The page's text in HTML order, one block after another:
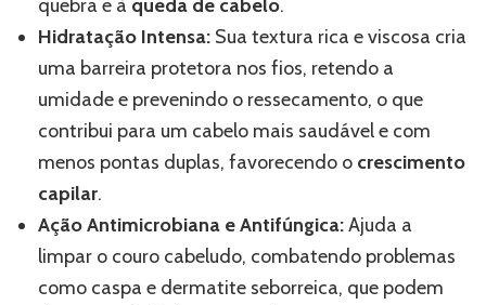
quebra e à queda de cabelo.
Hidratação Intensa: Sua textura rica e viscosa cria
uma barreira protetora nos fios, retendo a
umidade e prevenindo o ressecamento, o que
contribui para um cabelo mais saudável e com
menos pontas duplas, favorecendo o crescimento
capilar.
Ação Antimicrobiana e Antifúngica:Ajuda a
limpar o couro cabeludo, combatendo problemas
como caspa e dermatite seborreica, que podem